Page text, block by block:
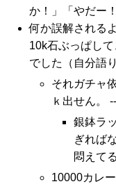
か！」「やだー
何か誤解される
10k石ぶっぱし
でした（自分語
それガチャ
ｋ出せん。 --
銀鉢ラ
ぎれば
悶えて
10000カレ